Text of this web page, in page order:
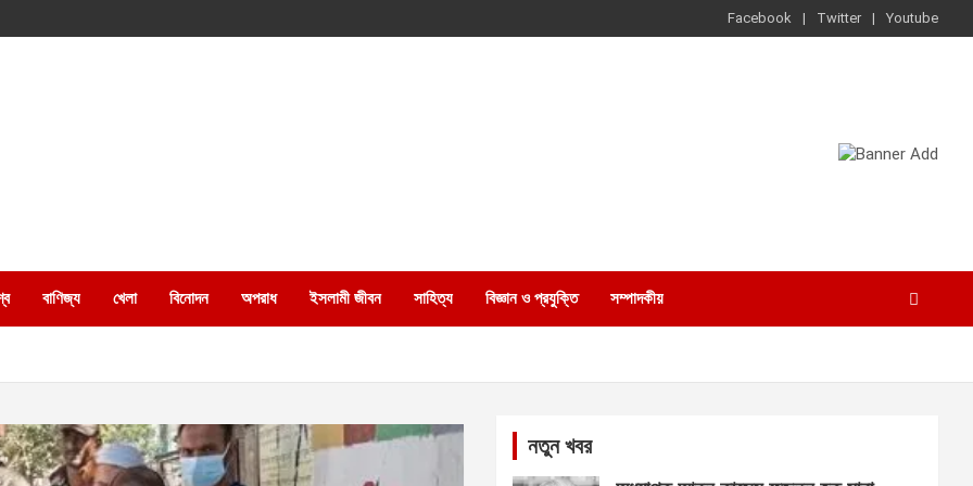
Facebook Twitter Youtube
বাণিজ্য খেলা বিনোদন অপরাধ ইসলামী জীবন সাহিত্য বিজ্ঞান ও প্রযুক্তি সম্পাদকীয়
নতুন খবর